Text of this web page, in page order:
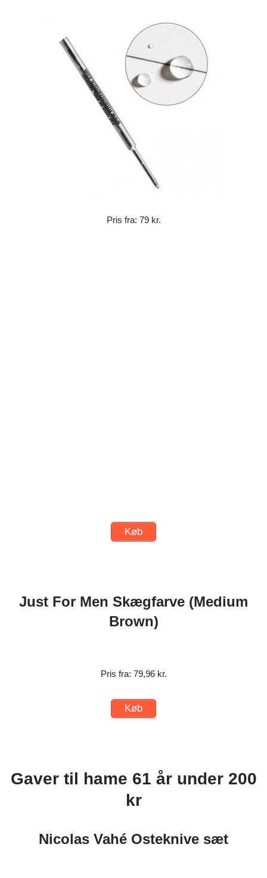
Pris fra: 79 kr.
Køb
Just For Men Skægfarve (Medium
Brown)
Pris fra: 79,96 kr.
Køb
Gaver til hame 61 år under 200
kr
Nicolas Vahé Osteknive sæt